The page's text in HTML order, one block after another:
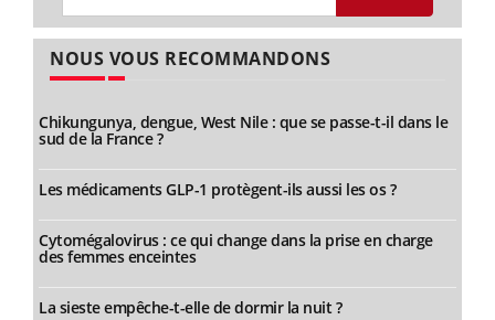
NOUS VOUS RECOMMANDONS
Chikungunya, dengue, West Nile : que se passe-t-il dans le
sud de la France ?
Les médicaments GLP-1 protègent-ils aussi les os ?
Cytomégalovirus : ce qui change dans la prise en charge
des femmes enceintes
La sieste empêche-t-elle de dormir la nuit ?